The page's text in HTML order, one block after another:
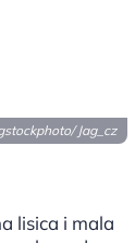
Jag_cz
lisica i mala